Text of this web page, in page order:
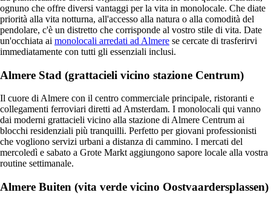
ognuno che offre diversi vantaggi per la vita in monolocale. Che diate
priorità alla vita notturna, all'accesso alla natura o alla comodità del
pendolare, c'è un distretto che corrisponde al vostro stile di vita. Date
un'occhiata ai monolocali arredati ad Almere se cercate di trasferirvi
immediatamente con tutti gli essenziali inclusi.
Almere Stad (grattacieli vicino stazione Centrum)
Il cuore di Almere con il centro commerciale principale, ristoranti e
collegamenti ferroviari diretti ad Amsterdam. I monolocali qui vanno
dai moderni grattacieli vicino alla stazione di Almere Centrum ai
blocchi residenziali più tranquilli. Perfetto per giovani professionisti
che vogliono servizi urbani a distanza di cammino. I mercati del
mercoledì e sabato a Grote Markt aggiungono sapore locale alla vostra
routine settimanale.
Almere Buiten (vita verde vicino Oostvaardersplassen)